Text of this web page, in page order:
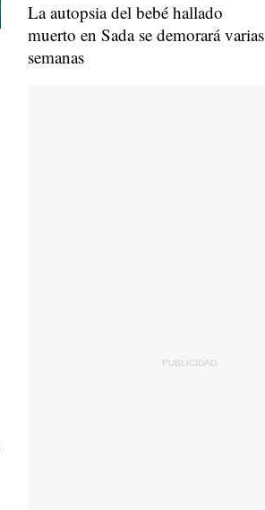
La autopsia del bebé hallado
muerto en Sada se demorará varias
semanas